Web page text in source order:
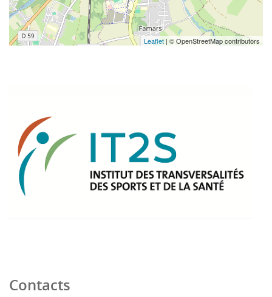
Leaflet | © OpenStreetMap contributors
Contacts